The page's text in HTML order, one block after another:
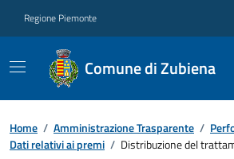
Regione Piemonte
Comune di Zubiena
Home / Amministrazione Trasparente /
Dati relativi ai premi / Distribuzione del